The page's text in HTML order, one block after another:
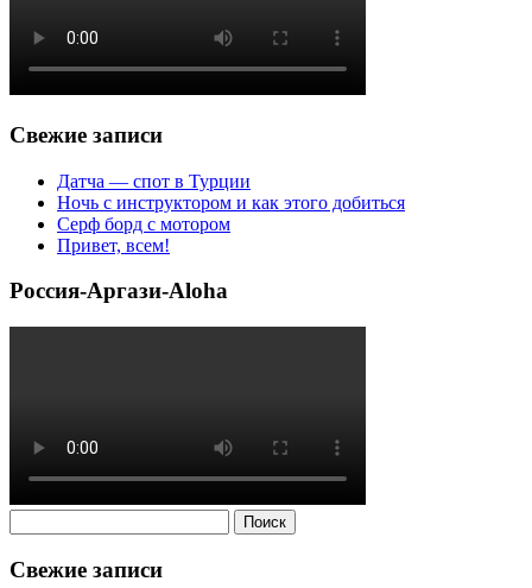
Свежие записи
Датча — спот в Турции
Ночь с инструктором и как этого добиться
Серф борд с мотором
Привет, всем!
Россия-Аргази-Aloha
Свежие записи